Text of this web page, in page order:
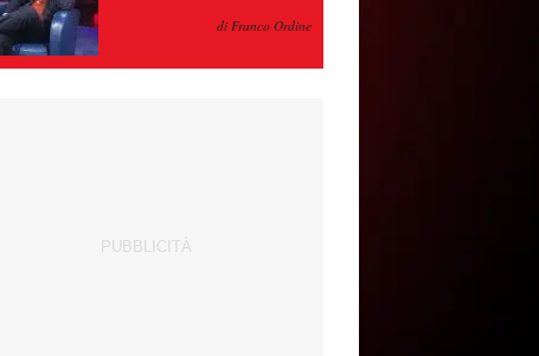
CONTROMOSSEdi Franco Ordine